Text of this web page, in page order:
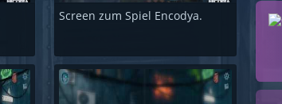
Screen zum Spiel Encodya.